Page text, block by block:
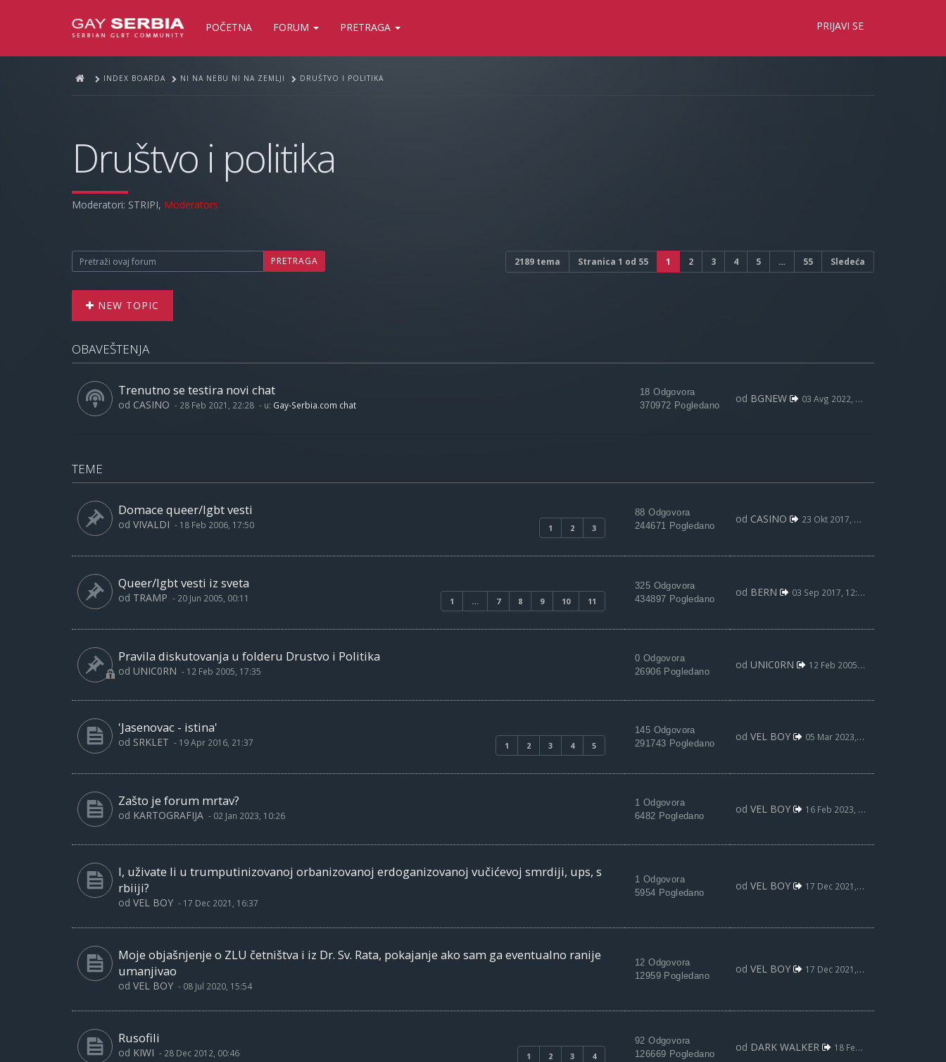
POČETNA FORUM PRETRAGA PRIJAVI SE
INDEX BOARDA NI NA NEBU NI NA ZEMLJI DRUŠTVO I POLITIKA
Društvo i politika
Moderatori: STRIPI, Moderators
PRETRAGA 2189 tema Stranica 1 od 55 1 2 3 4 5 … 55 Sledeća
NEW TOPIC
OBAVEŠTENJA
Trenutno se testira novi chat
od CASINO - 28 Feb 2021, 22:28 - u: Gay-Serbia.com chat
18 Odgovora
370972 Pogledano
od BGNEW 03 Avg 2022, 09:59
TEME
Domace queer/lgbt vesti
1 2 3
od VIVALDI - 18 Feb 2006, 17:50
88 Odgovora
244671 Pogledano
od CASINO 23 Okt 2017, 22:36
Queer/lgbt vesti iz sveta
1 … 7 8 9 10 11
od TRAMP - 20 Jun 2005, 00:11
325 Odgovora
434897 Pogledano
od BERN 03 Sep 2017, 12:50
Pravila diskutovanja u folderu Drustvo i Politika
od UNIC0RN - 12 Feb 2005, 17:35
0 Odgovora
26906 Pogledano
od UNIC0RN 12 Feb 2005, 17:35
'Jasenovac - istina'
1 2 3 4 5
od SRKLET - 19 Apr 2016, 21:37
145 Odgovora
291743 Pogledano
od VEL BOY 05 Mar 2023, 10:33
Zašto je forum mrtav?
od KARTOGRAFIJA - 02 Jan 2023, 10:26
1 Odgovora
6482 Pogledano
od VEL BOY 16 Feb 2023, 02:16
I, uživate li u trumputinizovanoj orbanizovanoj erdoganizovanoj vučićevoj smrdiji, ups, s
rbiiji?
od VEL BOY - 17 Dec 2021, 16:37
1 Odgovora
5954 Pogledano
od VEL BOY 17 Dec 2021, 16:55
Moje objašnjenje o ZLU četništva i iz Dr. Sv. Rata, pokajanje ako sam ga eventualno ranije
umanjivao
od VEL BOY - 08 Jul 2020, 15:54
12 Odgovora
12959 Pogledano
od VEL BOY 17 Dec 2021, 16:19
Rusofili
1 2 3 4
od KIWI - 28 Dec 2012, 00:46
92 Odgovora
126669 Pogledano
od DARK WALKER 18 Feb 2021, 22:32